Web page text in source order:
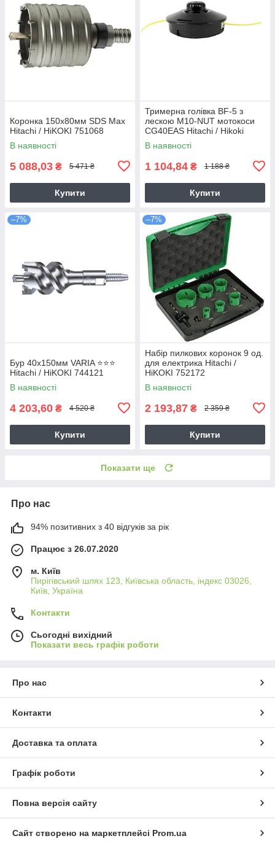
Коронка 150х80мм SDS Max
Hitachi / HiKOKI 751068
В наявності
5 088,03 ₴ 5 471 ₴
Купити
Тримерна голівка BF-5 з
лескою M10-NUT мотокоси
CG40EAS Hitachi / Hikoki
6695784
В наявності
1 104,84 ₴ 1 188 ₴
Купити
–7%
Бур 40х150мм VARIA ⭐️⭐️⭐️
Hitachi / HiKOKI 744121
В наявності
4 203,60 ₴ 4 520 ₴
Купити
–7%
Набір пилкових коронок 9 од.
для електрика Hitachi /
HiKOKI 752172
В наявності
2 193,87 ₴ 2 359 ₴
Купити
Показати ще
Про нас
94% позитивних з 40 відгуків за рік
Працює з 26.07.2020
м. Київ
Пирігівський шлях 123, Київська область, індекс 03026,
Київ, Україна
Контакти
Сьогодні вихідний
Показати весь графік роботи
Про нас
Контакти
Доставка та оплата
Графік роботи
Повна версія сайту
Сайт створено на маркетплейсі Prom.ua